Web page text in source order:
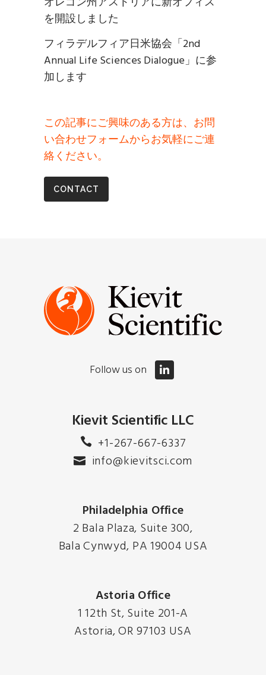
を開設しました
フィラデルフィア日米協会「2nd
Annual Life Sciences Dialogue」に参
加します
この記事にご興味のある方は、お問
い合わせフォームからお気軽にご連
絡ください。
CONTACT
Follow us on
Kievit Scientific LLC
+1-267-667-6337
info@kievitsci.com
Philadelphia Office
2 Bala Plaza, Suite 300,
Bala Cynwyd, PA 19004 USA
Astoria Office
1 12th St, Suite 201-A
Astoria, OR 97103 USA